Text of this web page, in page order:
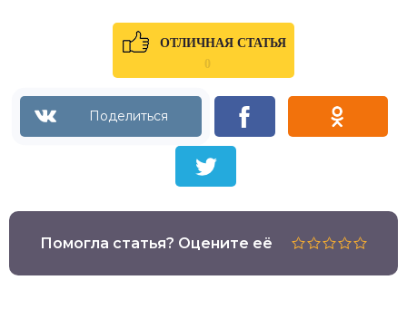
ОТЛИЧНАЯ СТАТЬЯ
0
Помогла статья? Оцените её